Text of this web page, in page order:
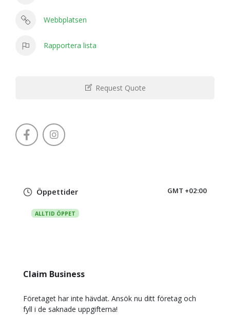
Webbplatsen
Rapportera lista
Request Quote
Öppettider GMT +02:00
ALLTID ÖPPET
Claim Business
Företaget har inte hävdat. Ansök nu ditt företag och
fyll i de saknade uppgifterna!